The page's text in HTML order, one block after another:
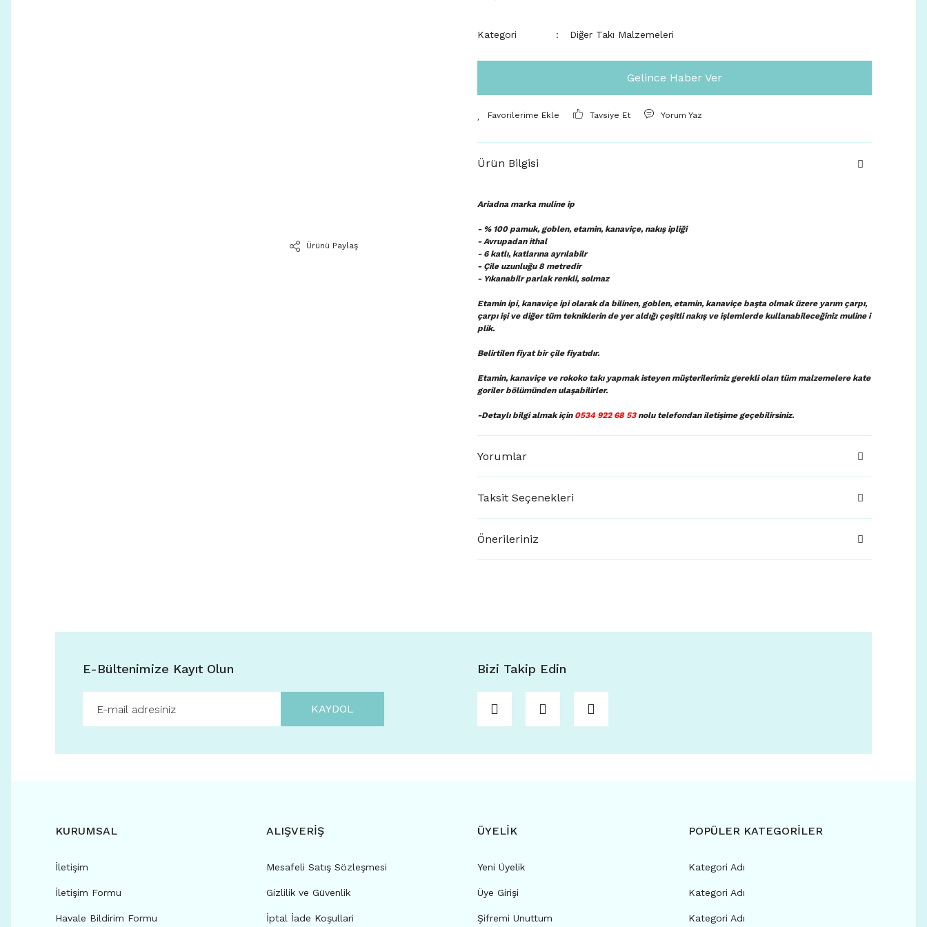
Ürünü Paylaş
Kategori Diğer Takı Malzemeleri
Gelince Haber Ver
Tavsiye Et Yorum Yaz
Ürün Bilgisi
Ariadna marka muline ip
- % 100 pamuk, goblen, etamin, kanaviçe, nakış ipliği
- Avrupadan ithal
- 6 katlı, katlarına ayrılabilr
- Çile uzunluğu 8 metredir
- Yıkanabilr parlak renkli, solmaz
Etamin ipi, kanaviçe ipi olarak da bilinen, goblen, etamin, kanaviçe başta olmak üzere yarım çarpı,
çarpı işi ve diğer tüm tekniklerin de yer aldığı çeşitli nakış ve işlemlerde kullanabileceğiniz muline i
plik.
Belirtilen fiyat bir çile fiyatıdır.
Etamin, kanaviçe ve rokoko takı yapmak isteyen müşterilerimiz gerekli olan tüm malzemelere kate
goriler bölümünden ulaşabilirler.
-Detaylı bilgi almak için 0534 922 68 53nolu telefondan iletişime geçebilirsiniz.
Yorumlar
Taksit Seçenekleri
Önerileriniz
E-Bültenimize Kayıt Olun
KAYDOL
Bizi Takip Edin
KURUMSAL
İletişim
İletişim Formu
Havale Bildirim Formu
ALIŞVERİŞ
Mesafeli Satış Sözleşmesi
Gizlilik ve Güvenlik
İptal İade Koşullari
ÜYELİK
Yeni Üyelik
Üye Girişi
Şifremi Unuttum
POPÜLER KATEGORİLER
Kategori Adı
Kategori Adı
Kategori Adı